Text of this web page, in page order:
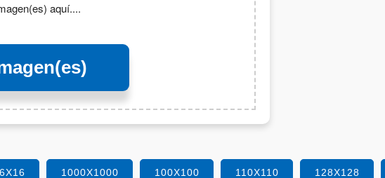
aquí....
1000X1000 100X100 110X110 128X128